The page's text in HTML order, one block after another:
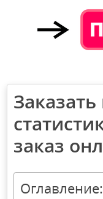
заказ
Оглавление: